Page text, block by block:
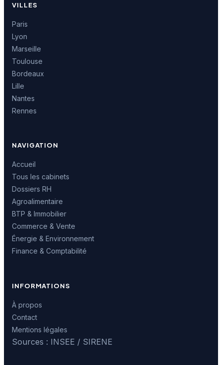
VILLES
Paris
Lyon
Marseille
Toulouse
Bordeaux
Lille
Nantes
Rennes
NAVIGATION
Accueil
Tous les cabinets
Dossiers RH
Agroalimentaire
BTP & Immobilier
Commerce & Vente
Énergie & Environnement
Finance & Comptabilité
INFORMATIONS
À propos
Contact
Mentions légales
Sources : INSEE / SIRENE